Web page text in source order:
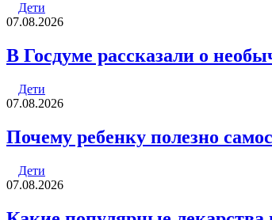
Дети
07.08.2026
В Госдуме рассказали о
Дети
07.08.2026
Почему ребенку полезно
Дети
07.08.2026